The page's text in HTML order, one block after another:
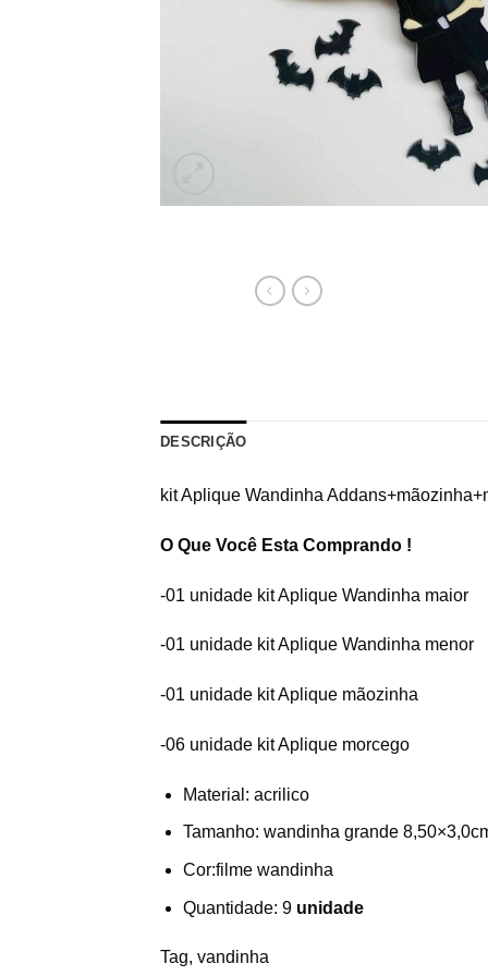
DESCRIÇÃO
kit Aplique Wandinha
O Que Você Esta Comprando !
-01 unidade kit Aplique Wandinha maior
-01 unidade kit Aplique Wandinha menor
-01 unidade kit Aplique mãozinha
-06 unidade kit Aplique morcego
Material: acrilico
Tamanho: wandinha grande
Cor:filme wandinha
Quantidade: 9unidade
Tag, vandinha